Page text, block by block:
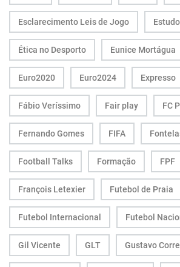
Esclarecimento Leis de Jogo Estudo
Ética no Desporto Eunice Mortágua
Euro2020 Euro2024 Expresso
Fábio Veríssimo Fair play FC
Fernando Gomes FIFA
Football Talks Formação FPF
François Letexier Futebol de Praia
Futebol Internacional Futebol
Gil Vicente GLT Gustavo